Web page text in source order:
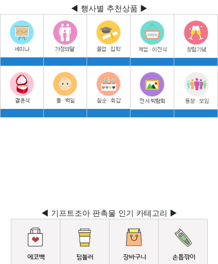
◀ 행사별 추천상품 ▶
◀ 기프트조아 판촉물 인기 카테고리 ▶